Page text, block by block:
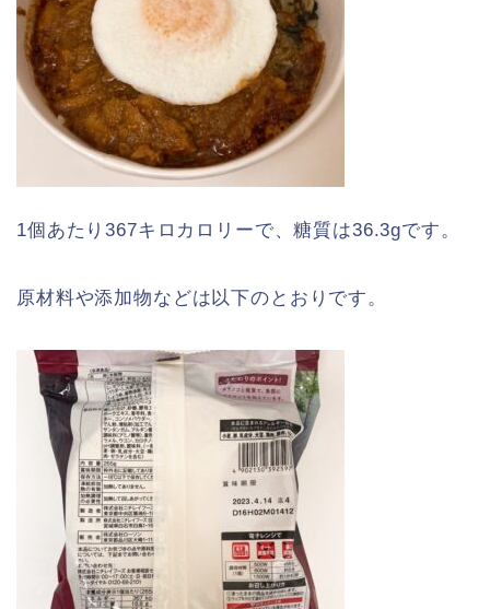
1個あたり367キロカロリーで、糖質は36.3gです。
原材料や添加物などは以下のとおりです。